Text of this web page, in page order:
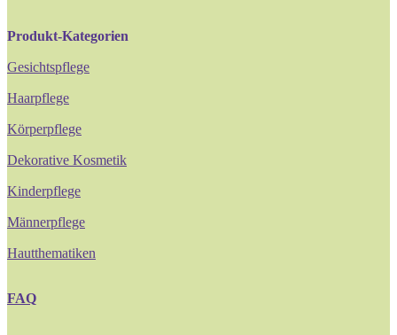
Produkt-Kategorien
Gesichtspflege
Haarpflege
Körperpflege
Dekorative Kosmetik
Kinderpflege
Männerpflege
Hautthematiken
FAQ